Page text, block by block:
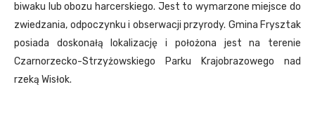
biwaku lub obozu harcerskiego. Jest to wymarzone miejsce do
zwiedzania, odpoczynku i obserwacji przyrody. Gmina Frysztak
posiada doskonałą lokalizację i położona jest na terenie
Czarnorzecko-Strzyżowskiego Parku Krajobrazowego nad
rzeką Wisłok.